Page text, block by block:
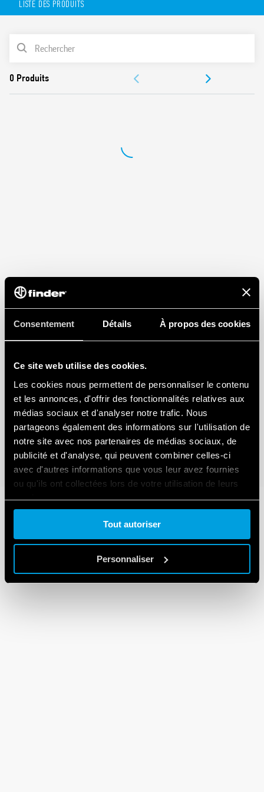
Consentement Détails À propos des cookies
Ce site web utilise des cookies.
Les cookies nous permettent de personnaliser le contenu
et les annonces, d'offrir des fonctionnalités relatives aux
médias sociaux et d'analyser notre trafic. Nous
partageons également des informations sur l'utilisation de
notre site avec nos partenaires de médias sociaux, de
publicité et d'analyse, qui peuvent combiner celles-ci
avec d'autres informations que vous leur avez fournies
ou qu'ils ont collectées lors de votre utilisation de leurs
services.
Tout autoriser
Personnaliser
Bobine AC ou DC
Fourni avec module de présence tension et protection
Etiquette d’identification
UL Listing (pour la combinaison relais + support)
Contacts sans Cadmium
LISTE DES PRODUITS
LISTE DES PRODUITS
DOCUMENTATIONS